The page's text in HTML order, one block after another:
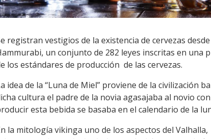
registran vestigios de la existencia de cervezas
un conjunto de 282 leyes inscritas en una
los estándares de producción de las cervezas.
idea de la “Luna de Miel” proviene de la civilización
cultura el padre de la novia agasajaba al novio
esta bebida se basaba en el calendario de la
la mitología vikinga uno de los aspectos del